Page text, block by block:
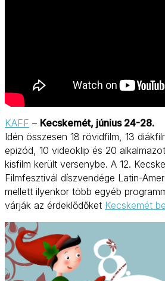
KAFF – Kecskemét, június 24-28.
Idén összesen 18 rövidfilm, 13
epizód, 10 videoklip és 20
kisfilm került versenybe. A 12.
Filmfesztivál díszvendége Latin-
mellett ilyenkor több egyéb
várják az érdeklődőket Kecskemét